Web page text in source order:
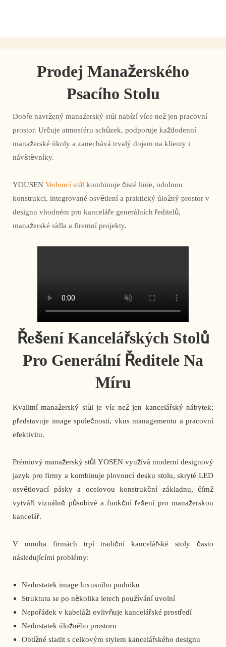
Prodej Manažerského
Psacího Stolu
Dobře navržený manažerský stůl nabízí více než jen pracovní
prostor. Určuje atmosféru schůzek, podporuje každodenní
manažerské úkoly a zanechává trvalý dojem na klienty i
návštěvníky.
YOUSEN Vedoucí stůl kombinuje čisté linie, odolnou
konstrukci, integrované osvětlení a praktický úložný prostor v
designu vhodném pro kanceláře generálních ředitelů,
manažerské sídla a firemní projekty.
Řešení Kancelářských Stolů
Pro Generální Ředitele Na
Míru
Kvalitní manažerský stůl je víc než jen kancelářský nábytek;
představuje image společnosti, vkus managementu a pracovní
efektivitu.
Prémiový manažerský stůl YOSEN využívá moderní designový
jazyk pro firmy a kombinuje plovoucí desku stolu, skryté LED
osvětlovací pásky a ocelovou konstrukční základnu, čímž
vytváří vizuálně působivé a funkční řešení pro manažerskou
kancelář.
V mnoha firmách trpí tradiční kancelářské stoly často
následujícími problémy:
Nedostatek image luxusního podniku
Struktura se po několika letech používání uvolní
Nepořádek v kabeláži ovlivňuje kancelářské prostředí
Nedostatek úložného prostoru
Obtížné sladit s celkovým stylem kancelářského designu